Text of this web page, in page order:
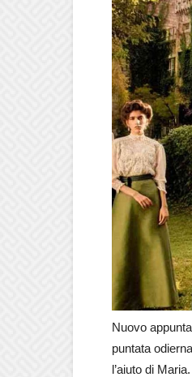
Nuovo
puntata
l’aiuto di